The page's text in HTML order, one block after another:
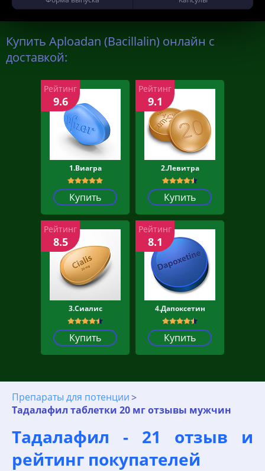
Купить Aploadan (Bacillalin) онлайн с
доставкой:
1.Виагра
Купить
Рейтинг
9.6
2.Левитра
Купить
Рейтинг
9.1
3.Сиалис
Купить
Рейтинг
8.5
4.Дапоксетин
Купить
Рейтинг
8.1
Препараты для потенции
Тадалафил таблетки 20 мг отзывы мужчин
Тадалафил - 21 отзыв и
рейтинг покупателей